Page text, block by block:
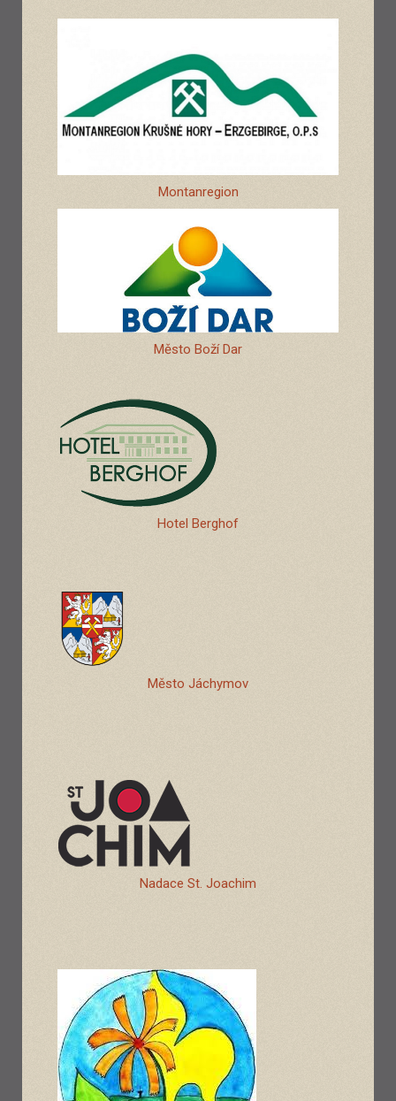
Montanregion
Město Boží Dar
Hotel Berghof
Město Jáchymov
Nadace St. Joachim